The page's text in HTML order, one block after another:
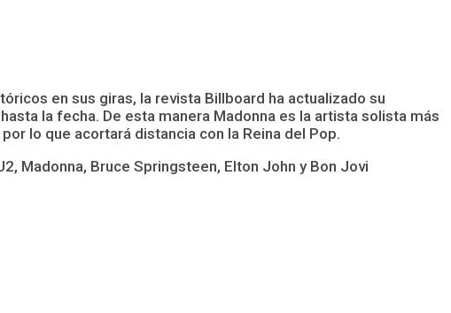
en sus giras, la revista Billboard ha actualizado su
la fecha. De esta manera Madonna es la artista solista más
lo que acortará distancia con la Reina del Pop.
Madonna, Bruce Springsteen, Elton John y Bon Jovi